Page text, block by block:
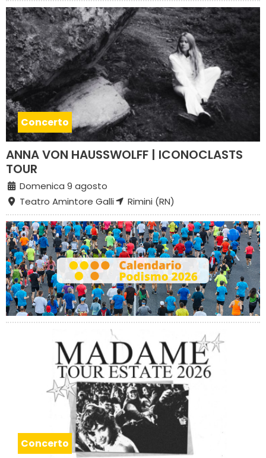
Concerto
ANNA VON HAUSSWOLFF | ICONOCLASTS
TOUR
Domenica 9 agosto
Teatro Amintore Galli
Rimini (RN)
Concerto